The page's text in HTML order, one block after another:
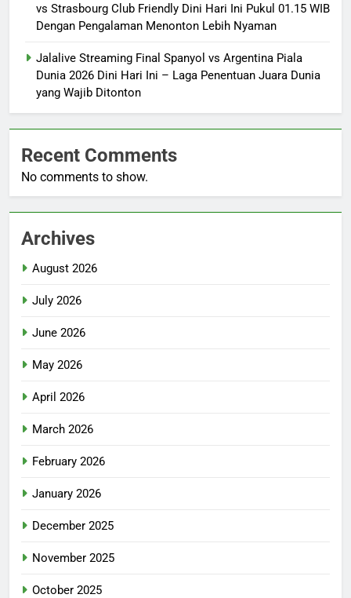
vs Strasbourg Club Friendly Dini Hari Ini Pukul 01.15 WIB
Dengan Pengalaman Menonton Lebih Nyaman
Jalalive Streaming Final Spanyol vs Argentina Piala
Dunia 2026 Dini Hari Ini – Laga Penentuan Juara Dunia
yang Wajib Ditonton
Recent Comments
No comments to show.
Archives
August 2026
July 2026
June 2026
May 2026
April 2026
March 2026
February 2026
January 2026
December 2025
November 2025
October 2025